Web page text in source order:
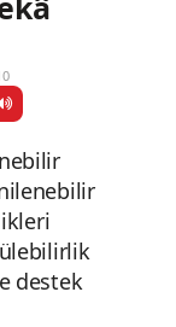
destek